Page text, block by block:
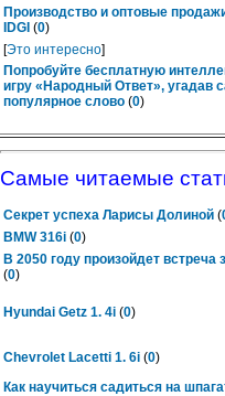
Производство и оптовые
IDGI (0)
[Это интересно]
Попробуйте бесплатную
игру «Народный Ответ», угадав
популярное слово (0)
Самые читаемые
Cекрет успеха Ларисы Долиной (
BMW 316i (0)
В 2050 году произойдет
(0)
Hyundai Getz 1. 4i (0)
Chevrolet Lacetti 1. 6i (0)
Как научиться садиться на